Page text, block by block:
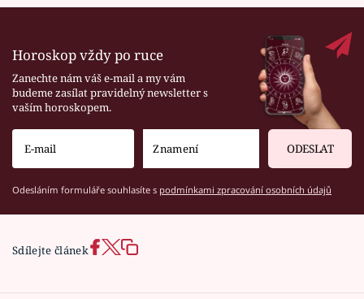
Horoskop vždy po ruce
Zanechte nám váš e-mail a my vám
budeme zasílat pravidelný newsletter s
vaším horoskopem.
ODESLAT
Odesláním formuláře souhlasíte s podmínkami zpracování osobních údajů
Sdílejte článek